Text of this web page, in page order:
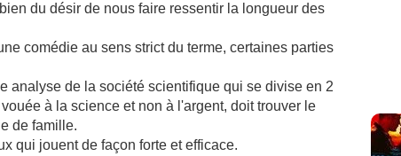
du désir de nous faire ressentir la longueur des
comédie au sens strict du terme, certaines parties
analyse de la société scientifique qui se divise en 2
à la science et non à l'argent, doit trouver le
de famille.
qui jouent de façon forte et efficace.